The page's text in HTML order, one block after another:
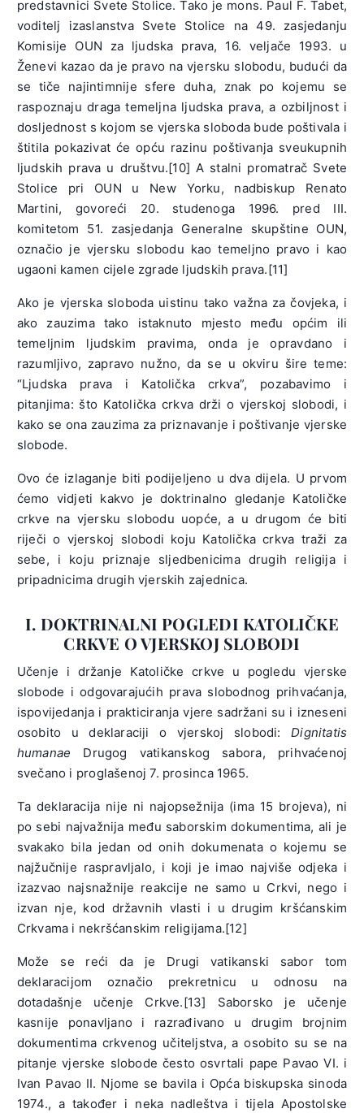
predstavnici Svete Stolice. Tako je mons. Paul F. Tabet,
voditelj izaslanstva Svete Stolice na 49. zasjedanju
Komisije OUN za ljudska prava, 16. veljače 1993. u
Ženevi kazao da je pravo na vjersku slobodu, budući da
se tiče najintimnije sfere duha, znak po kojemu se
raspoznaju draga temeljna ljudska prava, a ozbiljnost i
dosljednost s kojom se vjerska sloboda bude poštivala i
štitila pokazivat će opću razinu poštivanja sveukupnih
ljudskih prava u društvu.[10] A stalni promatrač Svete
Stolice pri OUN u New Yorku, nadbiskup Renato
Martini, govoreći 20. studenoga 1996. pred III.
komitetom 51. zasjedanja Generalne skupštine OUN,
označio je vjersku slobodu kao temeljno pravo i kao
ugaoni kamen cijele zgrade ljudskih prava.[11]
Ako je vjerska sloboda uistinu tako važna za čovjeka, i
ako zauzima tako istaknuto mjesto među općim ili
temeljnim ljudskim pravima, onda je opravdano i
razumljivo, zapravo nužno, da se u okviru šire teme:
“Ljudska prava i Katolička crkva”, pozabavimo i
pitanjima: što Katolička crkva drži o vjerskoj slobodi, i
kako se ona zauzima za priznavanje i poštivanje vjerske
slobode.
Ovo će izlaganje biti podijeljeno u dva dijela. U prvom
ćemo vidjeti kakvo je doktrinalno gledanje Katoličke
crkve na vjersku slobodu uopće, a u drugom će biti
riječi o vjerskoj slobodi koju Katolička crkva traži za
sebe, i koju priznaje sljedbenicima drugih religija i
pripadnicima drugih vjerskih zajednica.
I. DOKTRINALNI POGLEDI KATOLIČKE
CRKVE O VJERSKOJ SLOBODI
Učenje i držanje Katoličke crkve u pogledu vjerske
slobode i odgovarajućih prava slobodnog prihvaćanja,
ispovijedanja i prakticiranja vjere sadržani su i izneseni
osobito u deklaraciji o vjerskoj slobodi:Dignitatis
humanae Drugog vatikanskog sabora, prihvaćenoj
svečano i proglašenoj 7. prosinca 1965.
Ta deklaracija nije ni najopsežnija (ima 15 brojeva), ni
po sebi najvažnija među saborskim dokumentima, ali je
svakako bila jedan od onih dokumenata o kojemu se
najžučnije raspravljalo, i koji je imao najviše odjeka i
izazvao najsnažnije reakcije ne samo u Crkvi, nego i
izvan nje, kod državnih vlasti i u drugim kršćanskim
Crkvama i nekršćanskim religijama.[12]
Može se reći da je Drugi vatikanski sabor tom
deklaracijom označio prekretnicu u odnosu na
dotadašnje učenje Crkve.[13] Saborsko je učenje
kasnije ponavljano i razrađivano u drugim brojnim
dokumentima crkvenog učiteljstva, a osobito su se na
pitanje vjerske slobode često osvrtali pape Pavao VI. i
Ivan Pavao II. Njome se bavila i Opća biskupska sinoda
1974., a također i neka nadleštva i tijela Apostolske